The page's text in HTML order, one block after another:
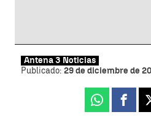
Antena 3 Noticias
Publicado: 29 de diciembre de
Whatsapp